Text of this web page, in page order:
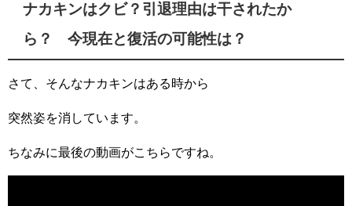
ナカキンはクビ？引退理由は干されたか
ら？ 今現在と復活の可能性は？
さて、そんなナカキンはある時から
突然姿を消しています。
ちなみに最後の動画がこちらですね。